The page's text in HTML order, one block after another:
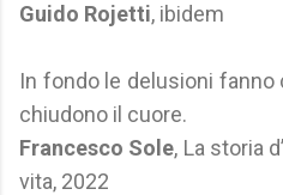
Guido Rojetti, ibidem
In fondo le delusioni
chiudono il cuore.
Francesco Sole, La storia
vita, 2022